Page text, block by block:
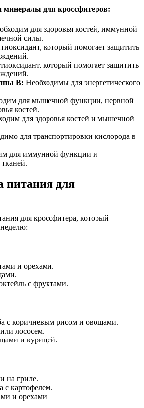
для кроссфитеров:
для здоровья костей, иммунной
силы.
который помогает защитить
который помогает защитить
B: Необходимы для энергетического
для мышечной функции, нервной
костей.
для здоровья костей и мышечной
для транспортировки кислорода в
для иммунной функции и
питания для
для кроссфитера, который
неделю:
и орехами.
с фруктами.
с коричневым рисом и овощами.
лососем.
и курицей.
на гриле.
с картофелем.
и орехами.